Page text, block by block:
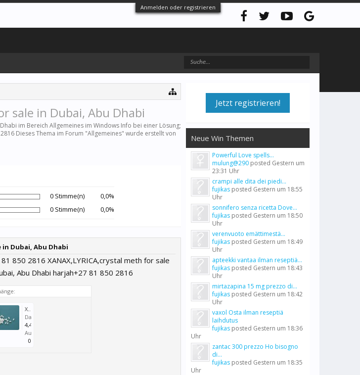
Anmelden oder registrieren
sale in Dubai, Abu Dhabi
im Bereich Allgemeines im Windows Info bei einer Lösung;
Dieses Thema im Forum "Allgemeines" wurde erstellt von
0 Stimme(n)
0,0%
0 Stimme(n) 0,0%
in Dubai, Abu Dhabi
850 2816 XANAX,LYRICA,crystal meth for sale
Abu Dhabi harjah+27 81 850 2816
Xanax2.jpg
Dateigröße:
4,4 KB
Aufrufe:
0
Jetzt registrieren!
Neue Win Themen
Powerful Love spells...
mulung@290 posted Gestern um
23:31 Uhr
crampi alle dita dei piedi...
fujikas posted Gestern um 18:55
Uhr
sonnifero senza ricetta Dove...
fujikas posted Gestern um 18:50
Uhr
verenvuoto emättimestä...
fujikas posted Gestern um 18:49
Uhr
apteekki vantaa ilman reseptiä...
fujikas posted Gestern um 18:43
Uhr
mirtazapina 15 mg prezzo di...
fujikas posted Gestern um 18:42
Uhr
vaxol Osta ilman reseptiä
laihdutus
fujikas posted Gestern um 18:36
Uhr
zantac 300 prezzo Ho bisogno
di...
fujikas posted Gestern um 18:35
Uhr